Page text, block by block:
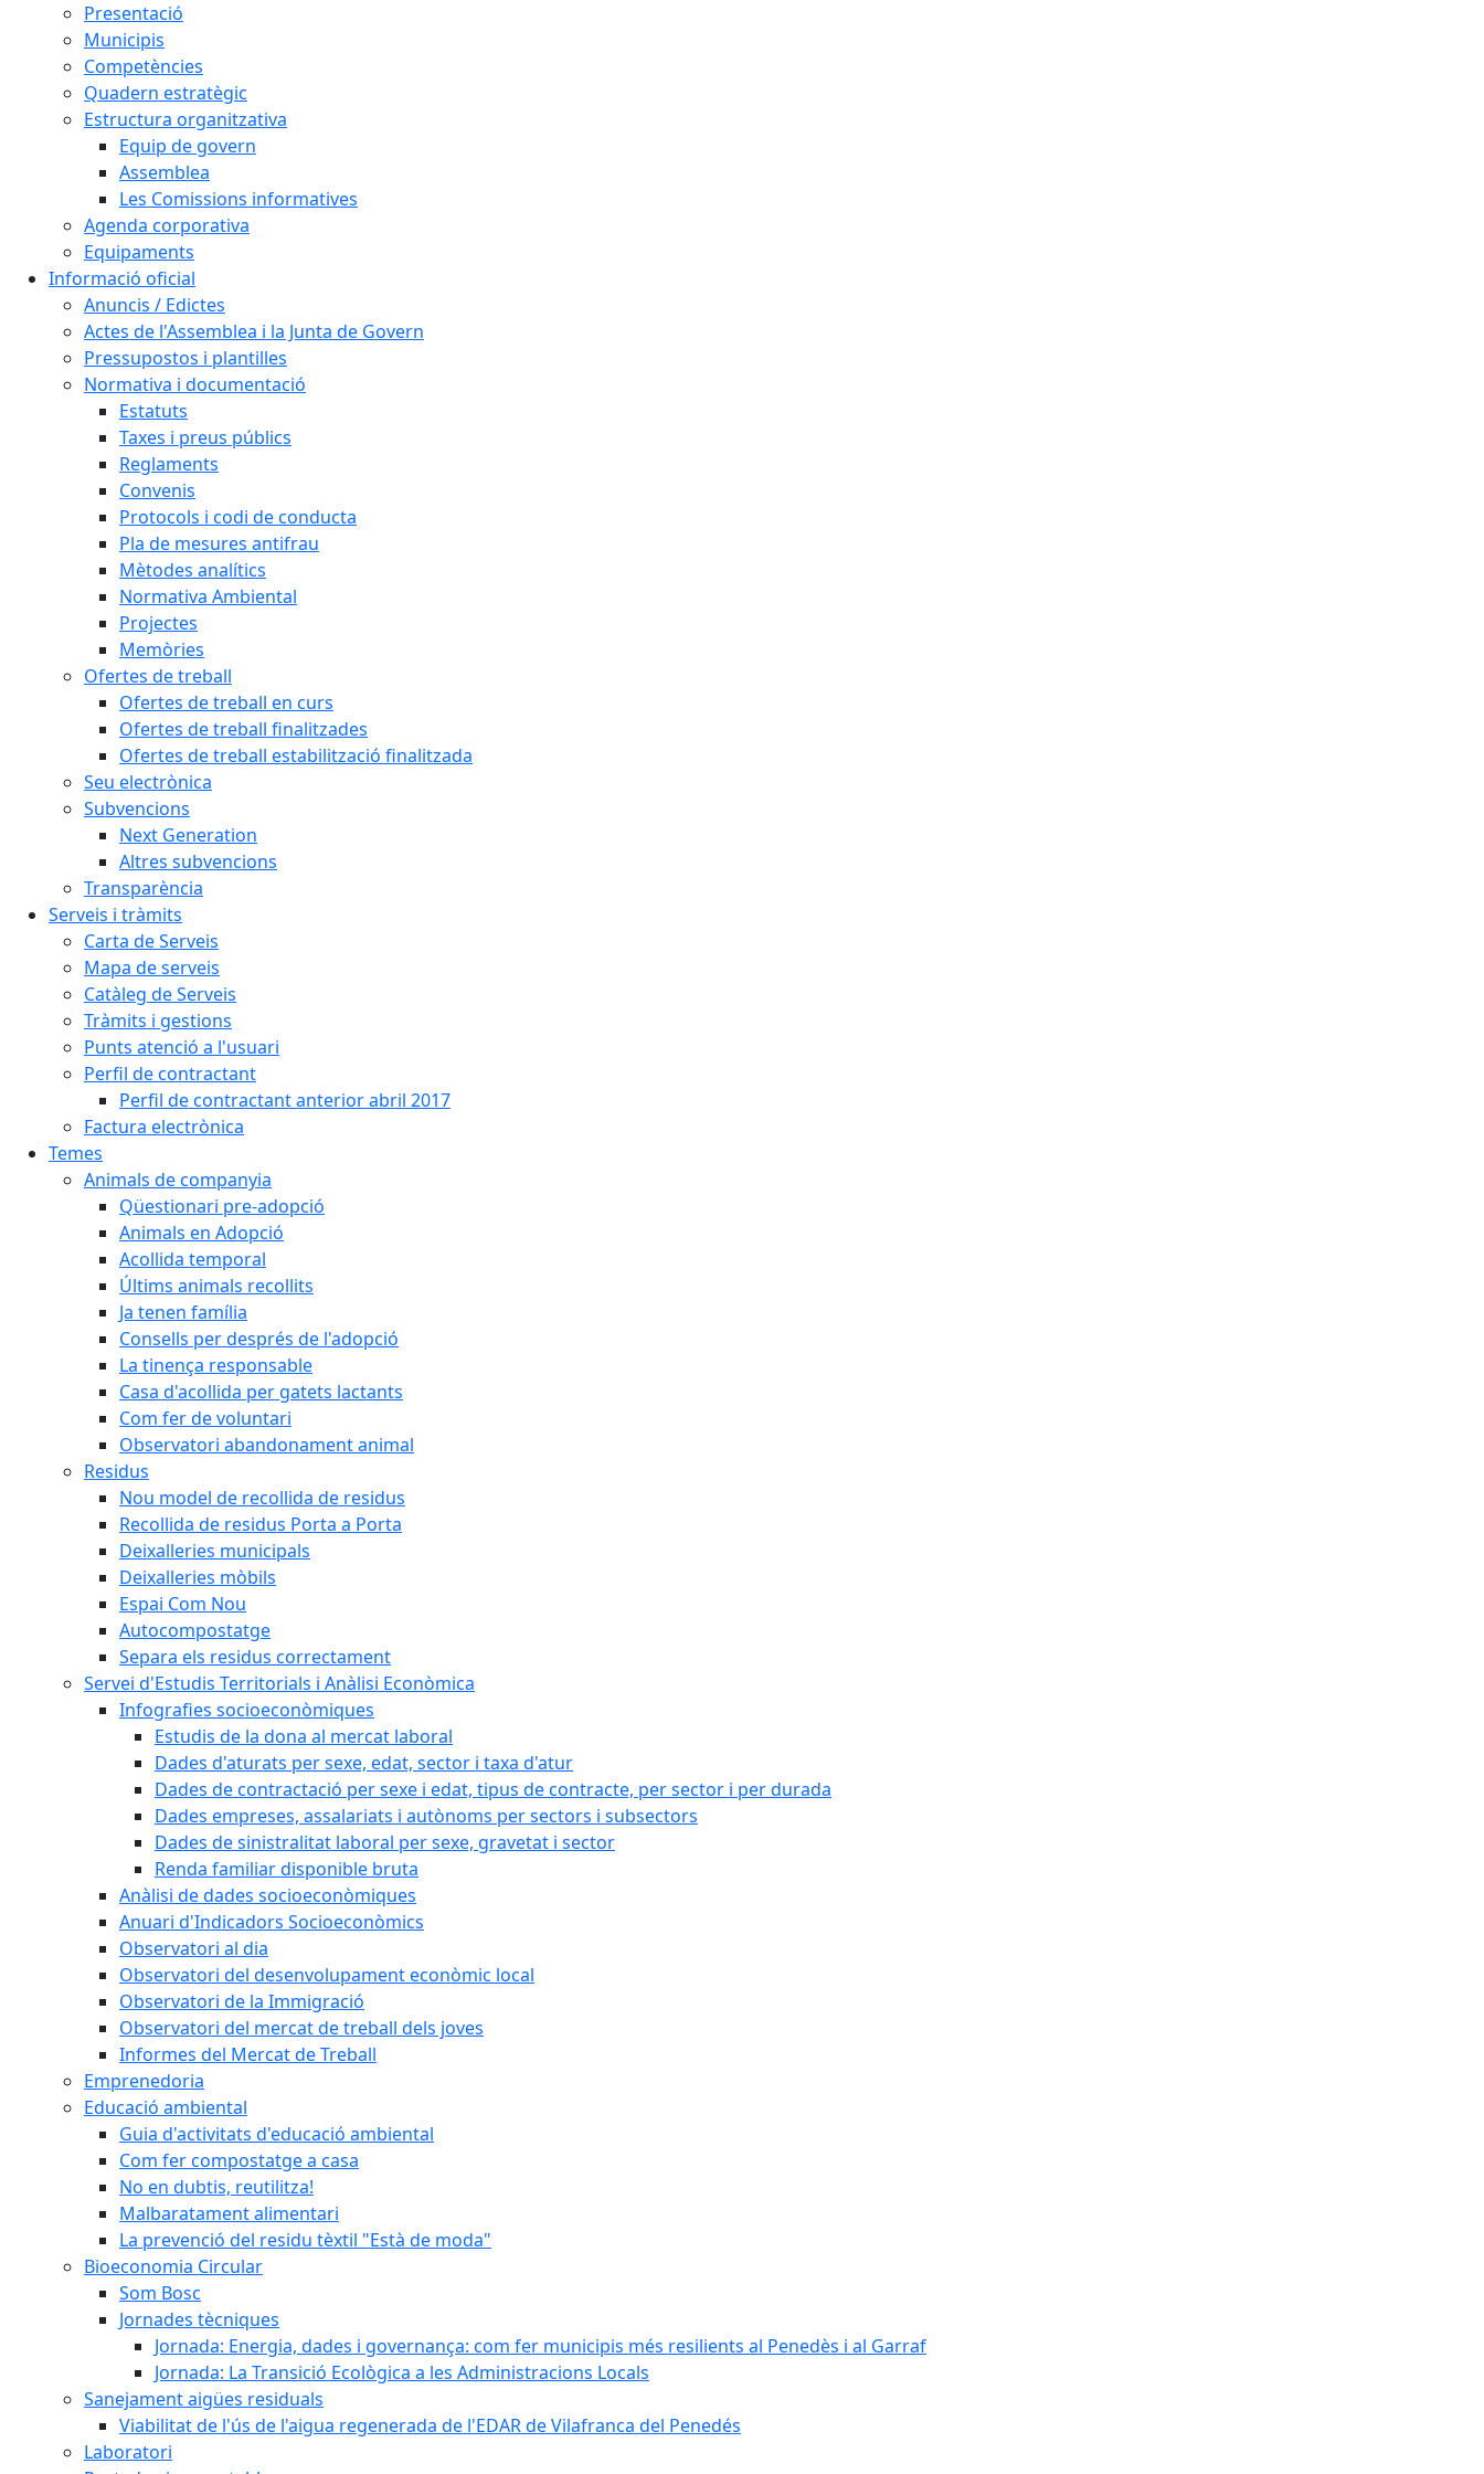
Presentació
Municipis
Competències
Quadern estratègic
Estructura organitzativa
Equip de govern
Assemblea
Les Comissions informatives
Agenda corporativa
Equipaments
Informació oficial
Anuncis / Edictes
Actes de l'Assemblea i la Junta de Govern
Pressupostos i plantilles
Normativa i documentació
Estatuts
Taxes i preus públics
Reglaments
Convenis
Protocols i codi de conducta
Pla de mesures antifrau
Mètodes analítics
Normativa Ambiental
Projectes
Memòries
Ofertes de treball
Ofertes de treball en curs
Ofertes de treball finalitzades
Ofertes de treball estabilització finalitzada
Seu electrònica
Subvencions
Next Generation
Altres subvencions
Transparència
Serveis i tràmits
Carta de Serveis
Mapa de serveis
Catàleg de Serveis
Tràmits i gestions
Punts atenció a l'usuari
Perfil de contractant
Perfil de contractant anterior abril 2017
Factura electrònica
Temes
Animals de companyia
Qüestionari pre-adopció
Animals en Adopció
Acollida temporal
Últims animals recollits
Ja tenen família
Consells per després de l'adopció
La tinença responsable
Casa d'acollida per gatets lactants
Com fer de voluntari
Observatori abandonament animal
Residus
Nou model de recollida de residus
Recollida de residus Porta a Porta
Deixalleries municipals
Deixalleries mòbils
Espai Com Nou
Autocompostatge
Separa els residus correctament
Servei d'Estudis Territorials i Anàlisi Econòmica
Infografies socioeconòmiques
Estudis de la dona al mercat laboral
Dades d'aturats per sexe, edat, sector i taxa d'atur
Dades de contractació per sexe i edat, tipus de contracte, per sector i per durada
Dades empreses, assalariats i autònoms per sectors i subsectors
Dades de sinistralitat laboral per sexe, gravetat i sector
Renda familiar disponible bruta
Anàlisi de dades socioeconòmiques
Anuari d'Indicadors Socioeconòmics
Observatori al dia
Observatori del desenvolupament econòmic local
Observatori de la Immigració
Observatori del mercat de treball dels joves
Informes del Mercat de Treball
Emprenedoria
Educació ambiental
Guia d'activitats d'educació ambiental
Com fer compostatge a casa
No en dubtis, reutilitza!
Malbaratament alimentari
La prevenció del residu tèxtil "Està de moda"
Bioeconomia Circular
Som Bosc
Jornades tècniques
Jornada: Energia, dades i governança: com fer municipis més resilients al Penedès i al Garraf
Jornada: La Transició Ecològica a les Administracions Locals
Sanejament aigües residuals
Viabilitat de l'ús de l'aigua regenerada de l'EDAR de Vilafranca del Penedés
Laboratori